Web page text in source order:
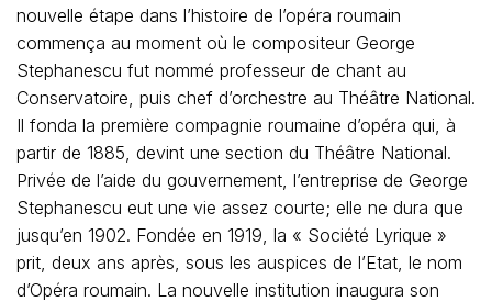
nouvelle étape dans l’histoire de l’opéra roumain
commença au moment où le compositeur George
Stephanescu fut nommé professeur de chant au
Conservatoire, puis chef d’orchestre au Théâtre National.
Il fonda la première compagnie roumaine d’opéra qui, à
partir de 1885, devint une section du Théâtre National.
Privée de l’aide du gouvernement, l’entreprise de George
Stephanescu eut une vie assez courte; elle ne dura que
jusqu’en 1902. Fondée en 1919, la « Société Lyrique »
prit, deux ans après, sous les auspices de l’Etat, le nom
d’Opéra roumain. La nouvelle institution inaugura son